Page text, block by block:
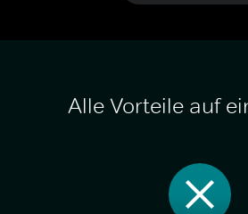
Alle Vorteile auf